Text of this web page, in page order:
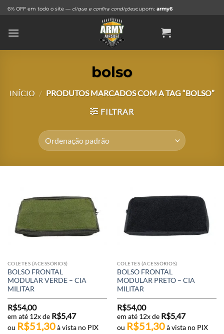
Skip
content
6% OFF em todo o site — clique e confira condiçõescupom: army6
bolso
INÍCIO / PRODUTOS MARCADOS COM A TAG “BOLSO”
FILTRAR
COLETES (ACESSÓRIOS)
BOLSO FRONTAL
MODULAR VERDE – CIA
MILITAR
R$54,00
em até 12x de R$5,47
ou R$51,30 à vista no PIX
COLETES (ACESSÓRIOS)
BOLSO FRONTAL
MODULAR PRETO – CIA
MILITAR
R$54,00
em até 12x de R$5,47
ou R$51,30 à vista no PIX